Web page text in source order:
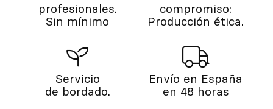
profesionales.
Sin mínimo
compromiso:
Producción ética.
Servicio
de bordado.
Envío en España
en 48 horas